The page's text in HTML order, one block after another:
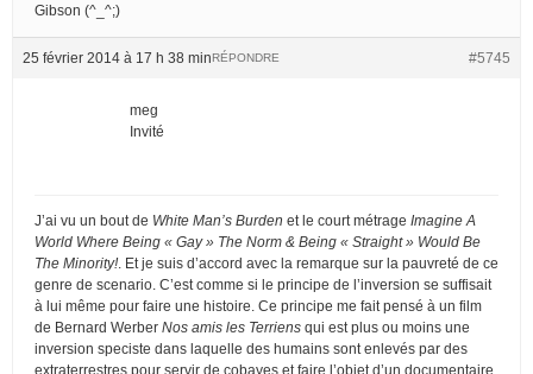
Gibson (^_^;)
25 février 2014 à 17 h 38 min #5745
RÉPONDRE
meg
Invité
J’ai vu un bout de White Man’s Burden et le court métrage Imagine A
World Where Being « Gay » The Norm & Being « Straight » Would Be
The Minority!. Et je suis d’accord avec la remarque sur la pauvreté de ce
genre de scenario. C’est comme si le principe de l’inversion se suffisait
à lui même pour faire une histoire. Ce principe me fait pensé à un film
de Bernard Werber Nos amis les Terriens qui est plus ou moins une
inversion speciste dans laquelle des humains sont enlevés par des
extraterrestres pour servir de cobayes et faire l’objet d’un documentaire